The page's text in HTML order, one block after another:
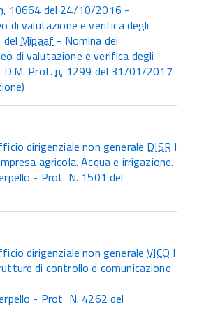
10664 del 24/10/2016 -
di valutazione e verifica degli
Mipaaf - Nomina dei
di valutazione e verifica degli
D.M. Prot.n. 1299 del 31/01/2017
dirigenziale non generale DISR I
agricola. Acqua e irrigazione.
- Prot. N. 1501 del
dirigenziale non generaleVICO I
di controllo e comunicazione
- Prot N. 4262 del